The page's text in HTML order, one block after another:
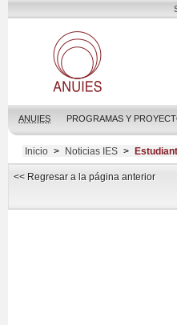
ANUIES PROGRAMAS Y
Inicio > Noticias IES >
<< Regresar a la página anterior